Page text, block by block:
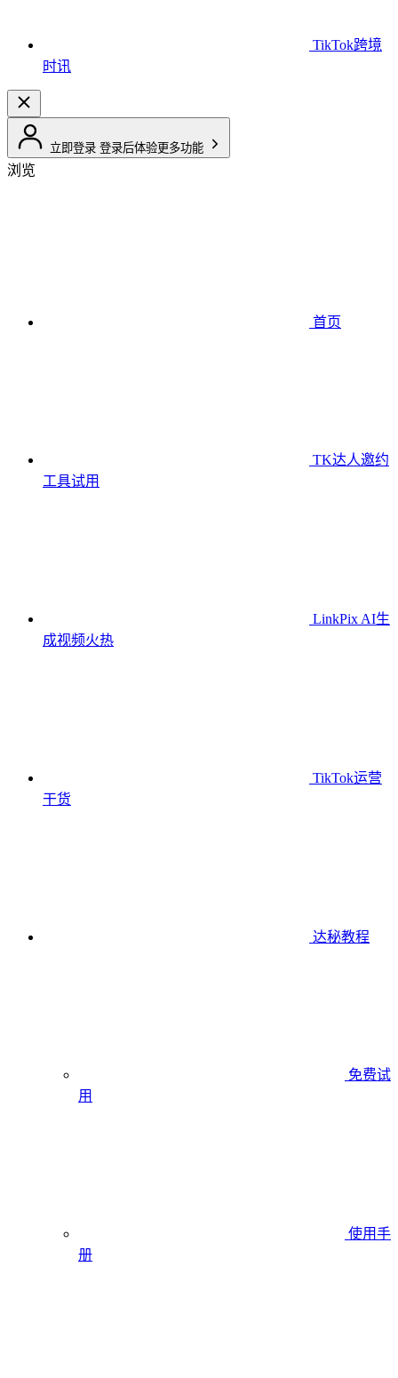
TikTok跨境
时讯
立即登录 登录后体验更多功能
浏览
首页
TK达人邀约
工具试用
LinkPix AI生
成视频火热
TikTok运营
干货
达秘教程
免费试
用
使用手
册